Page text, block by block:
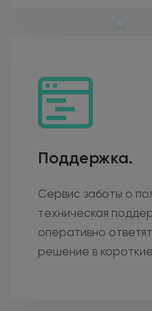
Поддержка.
Сервис заботы о
техническая
оперативно
решение в